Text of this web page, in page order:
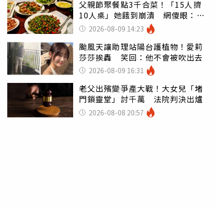
父親節聚餐點3千合菜！「15人擠
10人桌」她餓到崩潰 網傻眼：讓
店家看笑話
2026-08-09 14:23
颱風天讓助理站陽台護植物！愛莉
莎莎挨轟 笑回：他不會被吹出去
2026-08-09 16:31
老父出殯變爭產大戰！大女兒「堵
門鎖靈堂」討千萬 法院判決出爐
2026-08-08 20:57